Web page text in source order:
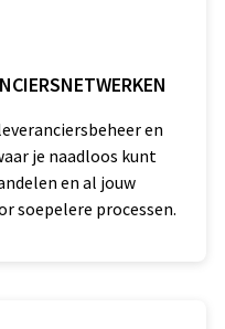
en
je naadloos kunt
en al jouw
soepelere processen.